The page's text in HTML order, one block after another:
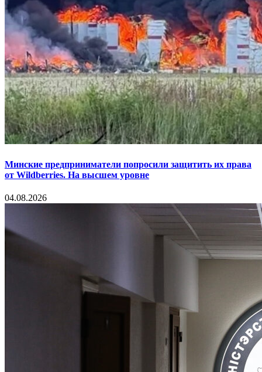
Минские предприниматели попросили защитить их права
от Wildberries. На высшем уровне
04.08.2026